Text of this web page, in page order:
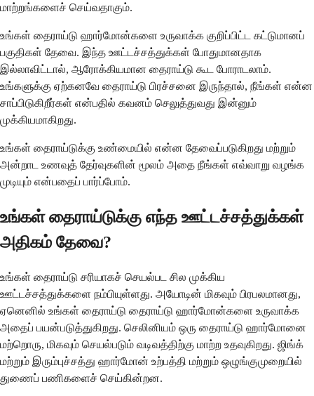
மாற்றங்களைச் செய்வதாகும்.
உங்கள் தைராய்டு ஹார்மோன்களை உருவாக்க குறிப்பிட்ட கட்டுமானப்
பகுதிகள் தேவை. இந்த ஊட்டச்சத்துக்கள் போதுமானதாக
இல்லாவிட்டால், ஆரோக்கியமான தைராய்டு கூட போராடலாம்.
உங்களுக்கு ஏற்கனவே தைராய்டு பிரச்சனை இருந்தால், நீங்கள் என்ன
சாப்பிடுகிறீர்கள் என்பதில் கவனம் செலுத்துவது இன்னும்
முக்கியமாகிறது.
உங்கள் தைராய்டுக்கு உண்மையில் என்ன தேவைப்படுகிறது மற்றும்
அன்றாட உணவுத் தேர்வுகளின் மூலம் அதை நீங்கள் எவ்வாறு வழங்க
முடியும் என்பதைப் பார்ப்போம்.
உங்கள் தைராய்டுக்கு எந்த ஊட்டச்சத்துக்கள்
அதிகம் தேவை?
உங்கள் தைராய்டு சரியாகச் செயல்பட சில முக்கிய
ஊட்டச்சத்துக்களை நம்பியுள்ளது. அயோடின் மிகவும் பிரபலமானது,
ஏனெனில் உங்கள் தைராய்டு தைராய்டு ஹார்மோன்களை உருவாக்க
அதைப் பயன்படுத்துகிறது. செலினியம் ஒரு தைராய்டு ஹார்மோனை
மற்றொரு, மிகவும் செயல்படும் வடிவத்திற்கு மாற்ற உதவுகிறது. ஜிங்க்
மற்றும் இரும்புச்சத்து ஹார்மோன் உற்பத்தி மற்றும் ஒழுங்குமுறையில்
துணைப் பணிகளைச் செய்கின்றன.